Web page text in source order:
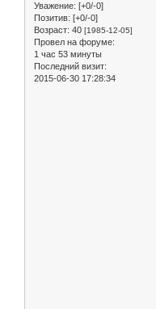
Уважение: [+0/-0]
Позитив: [+0/-0]
Возраст: 40 [1985-12-05]
Провел на форуме:
1 час 53 минуты
Последний визит:
2015-06-30 17:28:34